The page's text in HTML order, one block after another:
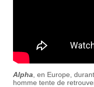
Alpha , en Europe,
homme tente de